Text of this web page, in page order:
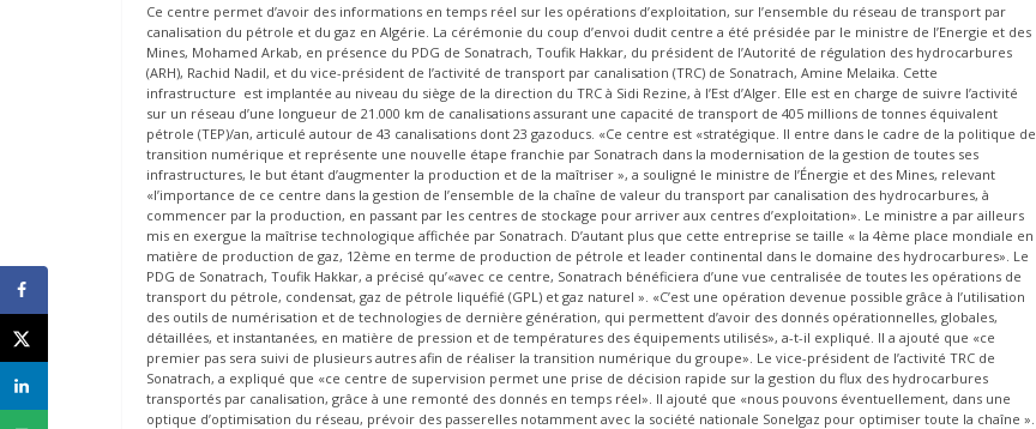
Ce centre permet d’avoir des informations en temps réel sur les opérations d’exploitation, sur l’ensemble du réseau de transport par
canalisation du pétrole et du gaz en Algérie. La cérémonie du coup d’envoi dudit centre a été présidée par le ministre de l’Energie et des
Mines, Mohamed Arkab, en présence du PDG de Sonatrach, Toufik Hakkar, du président de l’Autorité de régulation des hydrocarbures
(ARH), Rachid Nadil, et du vice-président de l’activité de transport par canalisation (TRC) de Sonatrach, Amine Melaika. Cette
infrastructure est implantée au niveau du siège de la direction du TRC à Sidi Rezine, à l’Est d’Alger. Elle est en charge de suivre l’activité
sur un réseau d’une longueur de 21.000 km de canalisations assurant une capacité de transport de 405 millions de tonnes équivalent
pétrole (TEP)/an, articulé autour de 43 canalisations dont 23 gazoducs. «Ce centre est «stratégique. Il entre dans le cadre de la politique de
transition numérique et représente une nouvelle étape franchie par Sonatrach dans la modernisation de la gestion de toutes ses
infrastructures, le but étant d’augmenter la production et de la maîtriser », a souligné le ministre de l’Énergie et des Mines, relevant
«l’importance de ce centre dans la gestion de l’ensemble de la chaîne de valeur du transport par canalisation des hydrocarbures, à
commencer par la production, en passant par les centres de stockage pour arriver aux centres d’exploitation». Le ministre a par ailleurs
mis en exergue la maîtrise technologique affichée par Sonatrach. D’autant plus que cette entreprise se taille « la 4ème place mondiale en
matière de production de gaz, 12ème en terme de production de pétrole et leader continental dans le domaine des hydrocarbures». Le
PDG de Sonatrach, Toufik Hakkar, a précisé qu’«avec ce centre, Sonatrach bénéficiera d’une vue centralisée de toutes les opérations de
transport du pétrole, condensat, gaz de pétrole liquéfié (GPL) et gaz naturel ». «C’est une opération devenue possible grâce à l’utilisation
des outils de numérisation et de technologies de dernière génération, qui permettent d’avoir des donnés opérationnelles, globales,
détaillées, et instantanées, en matière de pression et de températures des équipements utilisés», a-t-il expliqué. Il a ajouté que «ce
premier pas sera suivi de plusieurs autres afin de réaliser la transition numérique du groupe». Le vice-président de l’activité TRC de
Sonatrach, a expliqué que «ce centre de supervision permet une prise de décision rapide sur la gestion du flux des hydrocarbures
transportés par canalisation, grâce à une remonté des donnés en temps réel». Il ajouté que «nous pouvons éventuellement, dans une
optique d’optimisation du réseau, prévoir des passerelles notamment avec la société nationale Sonelgaz pour optimiser toute la chaîne ».